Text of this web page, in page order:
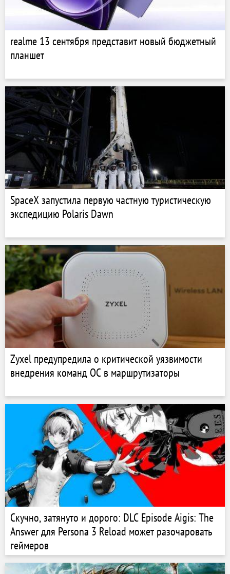
realme 13 сентября представит новый бюджетный
планшет
SpaceX запустила первую частную туристическую
экспедицию Polaris Dawn
Zyxel предупредила о критической уязвимости
внедрения команд ОС в маршрутизаторы
Скучно, затянуто и дорого: DLC Episode Aigis: The
Answer для Persona 3 Reload может разочаровать
геймеров